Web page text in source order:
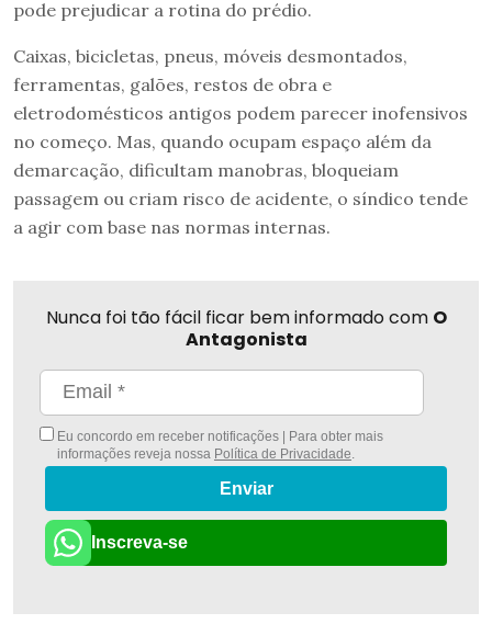
pode prejudicar a rotina do prédio.
Caixas, bicicletas, pneus, móveis desmontados,
ferramentas, galões, restos de obra e
eletrodomésticos antigos podem parecer inofensivos
no começo. Mas, quando ocupam espaço além da
demarcação, dificultam manobras, bloqueiam
passagem ou criam risco de acidente, o síndico tende
a agir com base nas normas internas.
Nunca foi tão fácil ficar bem informado com O
Antagonista
Eu concordo em receber notificações | Para obter mais
informações reveja nossa Política de Privacidade
Enviar
Inscreva-se